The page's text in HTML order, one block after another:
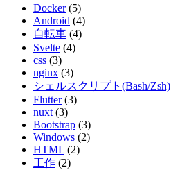
Docker (5)
Android (4)
自転車 (4)
Svelte (4)
css (3)
nginx (3)
シェルスクリプト(Bash/Zsh)
Flutter (3)
nuxt (3)
Bootstrap (3)
Windows (2)
HTML (2)
工作 (2)